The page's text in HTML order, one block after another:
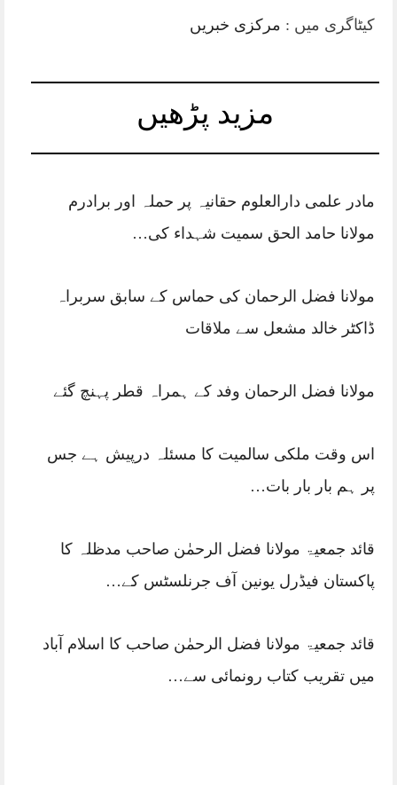
کیٹاگری میں : مرکزی خبریں
مزید پڑھیں
مادر علمی دارالعلوم حقانیہ پر حملہ اور برادرم
مولانا حامد الحق سمیت شہداء کی…
مولانا فضل الرحمان کی حماس کے سابق سربراہ
ڈاکٹر خالد مشعل سے ملاقات
مولانا فضل الرحمان وفد کے ہمراہ قطر پہنچ گئے
اس وقت ملکی سالمیت کا مسئلہ درپیش ہے جس
پر ہم بار بار بات…
قائد جمعیۃ مولانا فضل الرحمٰن صاحب مدظلہ کا
پاکستان فیڈرل یونین آف جرنلسٹس کے…
قائد جمعیۃ مولانا فضل الرحمٰن صاحب کا اسلام آباد
میں تقریب کتاب رونمائی سے…